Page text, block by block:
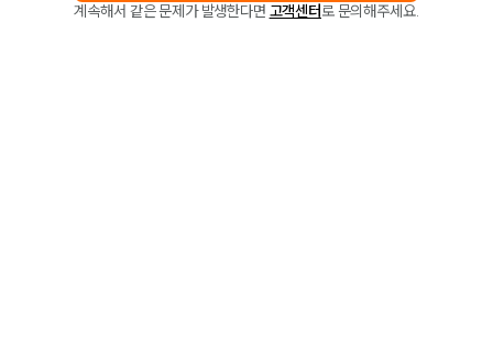
계속해서 같은 문제가 발생한다면 고객센터로 문의해주세요.